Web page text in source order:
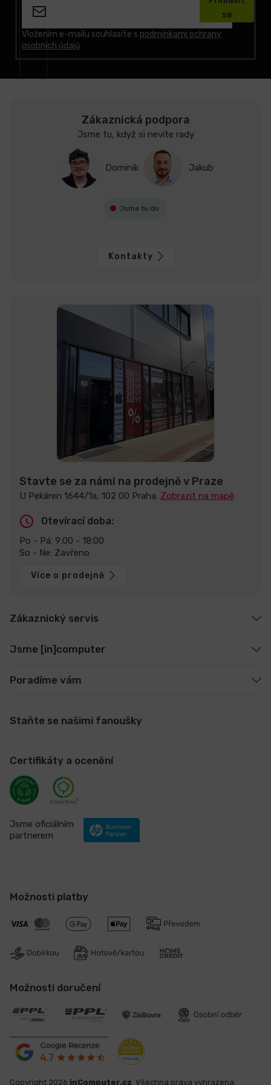
Vložením e-mailu souhlasíte s podmínkami ochrany
osobních údajů
se
Zákaznická podpora
Jsme tu, když si nevíte rady
Dominik Jakub
Jsme tu do
Kontakty
Stavte se za námi na prodejně v Praze
U Pekáren 1644/1a, 102 00 Praha. Zobrazit na mapě
Otevírací doba:
Po - Pá: 9:00 - 18:00
So - Ne: Zavřeno
Více o prodejně
Zákaznický servis
Jsme [in]computer
Poradíme vám
Staňte se našimi fanoušky
Certifikáty a ocenění
Jsme oficiálním
partnerem
Možnosti platby
Možnosti doručení
Copyright 2026 inComputer.cz. Všechna práva vyhrazena.